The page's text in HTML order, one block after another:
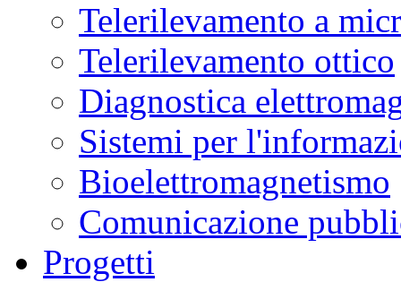
Telerilevamento a
Telerilevamento ottico
Diagnostica
Sistemi per
Bioelettromagnetismo
Comunicazione
Progetti